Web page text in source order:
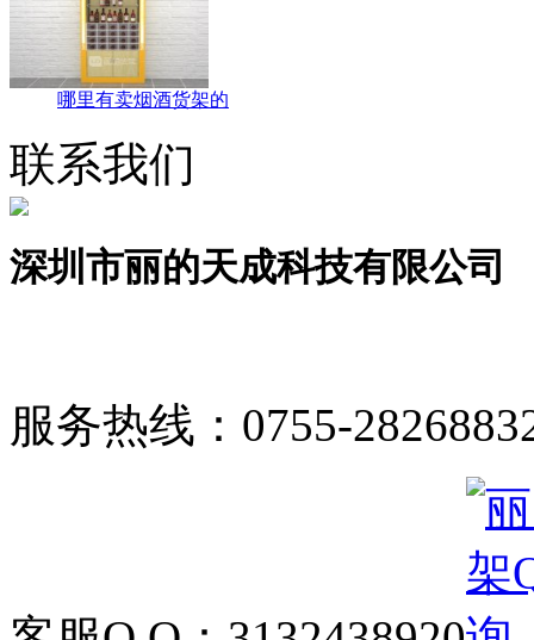
哪里有卖烟酒货架的
联系我们
深圳市丽的天成科技有限公司
服务热线： 0755-